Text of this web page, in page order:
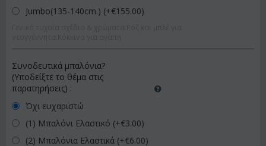
Jumbo(135-140cm.) (+€155.00)
Συνοδευτικά μπαλόνια?
(Υποδείξτε το θέμα στις
παρατηρήσεις) :
Όχι ευχαριστώ
(1) Μπαλόνι Ελαστικό (+€3.00)
(2) Μπαλόνια Ελαστικά (+€6.00)